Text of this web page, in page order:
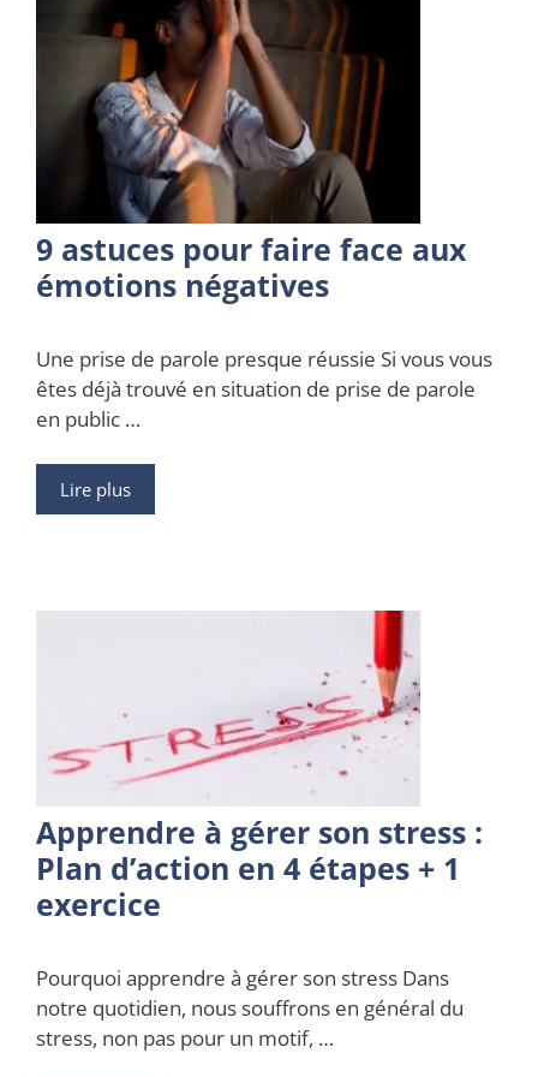
9 astuces pour faire face aux
émotions négatives
Une prise de parole presque réussie Si vous vous
êtes déjà trouvé en situation de prise de parole
en public …
Lire plus
Apprendre à gérer son stress :
Plan d’action en 4 étapes + 1
exercice
Pourquoi apprendre à gérer son stress Dans
notre quotidien, nous souffrons en général du
stress, non pas pour un motif, …